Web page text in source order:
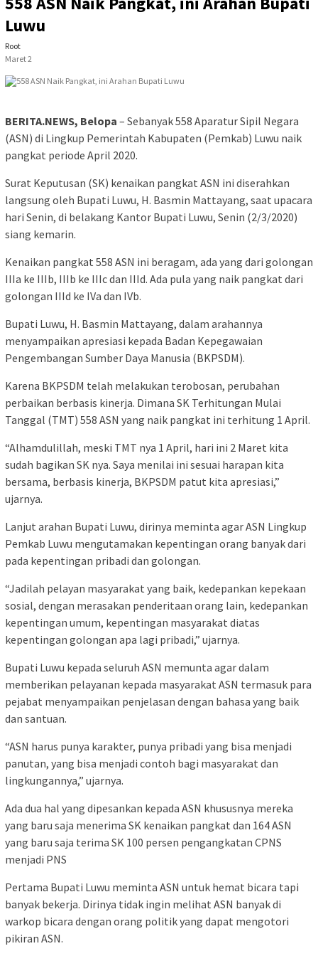
Luwu
Root
Maret 2
BERITA.NEWS, Belopa – Sebanyak 558 Aparatur Sipil Negara
(ASN) di Lingkup Pemerintah Kabupaten (Pemkab) Luwu naik
pangkat periode April 2020.
Surat Keputusan (SK) kenaikan pangkat ASN ini diserahkan
langsung oleh Bupati Luwu, H. Basmin Mattayang, saat upacara
hari Senin, di belakang Kantor Bupati Luwu, Senin (2/3/2020)
siang kemarin.
Kenaikan pangkat 558 ASN ini beragam, ada yang dari golongan
IIIa ke IIIb, IIIb ke IIIc dan IIId. Ada pula yang naik pangkat dari
golongan IIId ke IVa dan IVb.
Bupati Luwu, H. Basmin Mattayang, dalam arahannya
menyampaikan apresiasi kepada Badan Kepegawaian
Pengembangan Sumber Daya Manusia (BKPSDM).
Karena BKPSDM telah melakukan terobosan, perubahan
perbaikan berbasis kinerja. Dimana SK Terhitungan Mulai
Tanggal (TMT) 558 ASN yang naik pangkat ini terhitung 1 April.
“Alhamdulillah, meski TMT nya 1 April, hari ini 2 Maret kita
sudah bagikan SK nya. Saya menilai ini sesuai harapan kita
bersama, berbasis kinerja, BKPSDM patut kita apresiasi,”
ujarnya.
Lanjut arahan Bupati Luwu, dirinya meminta agar ASN Lingkup
Pemkab Luwu mengutamakan kepentingan orang banyak dari
pada kepentingan pribadi dan golongan.
“Jadilah pelayan masyarakat yang baik, kedepankan kepekaan
sosial, dengan merasakan penderitaan orang lain, kedepankan
kepentingan umum, kepentingan masyarakat diatas
kepentingan golongan apa lagi pribadi,” ujarnya.
Bupati Luwu kepada seluruh ASN memunta agar dalam
memberikan pelayanan kepada masyarakat ASN termasuk para
pejabat menyampaikan penjelasan dengan bahasa yang baik
dan santuan.
“ASN harus punya karakter, punya pribadi yang bisa menjadi
panutan, yang bisa menjadi contoh bagi masyarakat dan
lingkungannya,” ujarnya.
Ada dua hal yang dipesankan kepada ASN khususnya mereka
yang baru saja menerima SK kenaikan pangkat dan 164 ASN
yang baru saja terima SK 100 persen pengangkatan CPNS
menjadi PNS
Pertama Bupati Luwu meminta ASN untuk hemat bicara tapi
banyak bekerja. Dirinya tidak ingin melihat ASN banyak di
warkop bicara dengan orang politik yang dapat mengotori
pikiran ASN.